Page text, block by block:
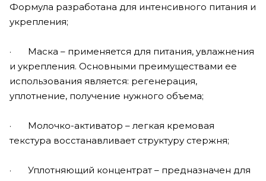
Формула разработана для интенсивного питания и
укрепления;
· Маска – применяется для питания, увлажнения
и укрепления. Основными преимуществами ее
использования является: регенерация,
уплотнение, получение нужного объема;
· Молочко-активатор – легкая кремовая
текстура восстанавливает структуру стержня;
· Уплотняющий концентрат – предназначен для